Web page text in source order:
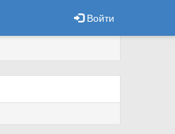
Войти